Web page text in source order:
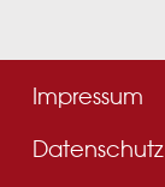
Impressum
Datenschutz